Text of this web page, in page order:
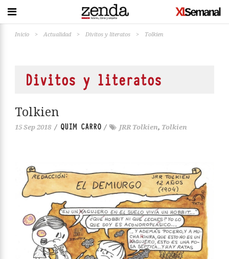
Inicio > Actualidad > Divitos y literatos > Tolkien
Divitos y literatos
Tolkien
15 Sep 2018 / QUIM CARRO / JRR Tolkien, Tolkien